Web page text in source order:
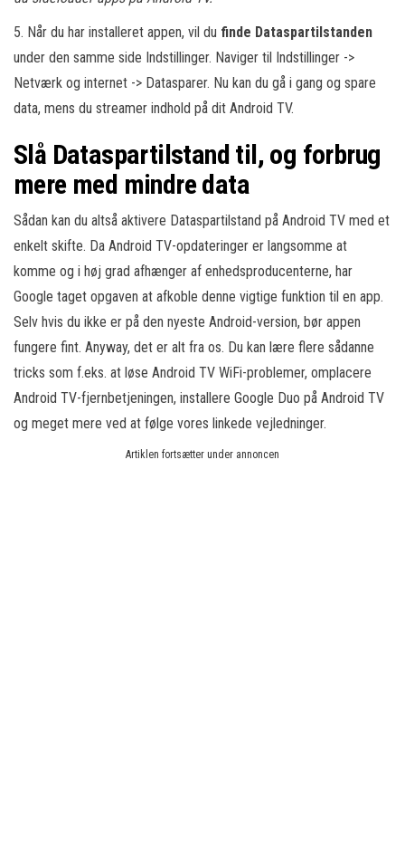
5. Når du har installeret appen, vil du finde Dataspartilstanden
under den samme side Indstillinger. Naviger til Indstillinger ->
Netværk og internet -> Datasparer. Nu kan du gå i gang og spare
data, mens du streamer indhold på dit Android TV.
Slå Dataspartilstand til, og forbrug
mere med mindre data
Sådan kan du altså aktivere Dataspartilstand på Android TV med et
enkelt skifte. Da Android TV-opdateringer er langsomme at
komme og i høj grad afhænger af enhedsproducenterne, har
Google taget opgaven at afkoble denne vigtige funktion til en app.
Selv hvis du ikke er på den nyeste Android-version, bør appen
fungere fint. Anyway, det er alt fra os. Du kan lære flere sådanne
tricks som f.eks. at løse Android TV WiFi-problemer, omplacere
Android TV-fjernbetjeningen, installere Google Duo på Android TV
og meget mere ved at følge vores linkede vejledninger.
Artiklen fortsætter under annoncen